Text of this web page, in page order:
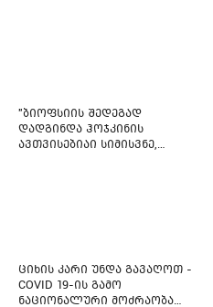
"ბიოფსიის შედეგად
დადგინდა ჰოჯკინის
ავთვისებიაი სიმისვნე,
ციხის კარი უნდა გავაღოთ -
COVID 19-ის გამო
ნაციონალური მოძრაობა